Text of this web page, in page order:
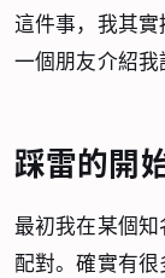
這件事，我其實
一個朋友介紹我
踩雷的開
最初我在某個
配對。確實有